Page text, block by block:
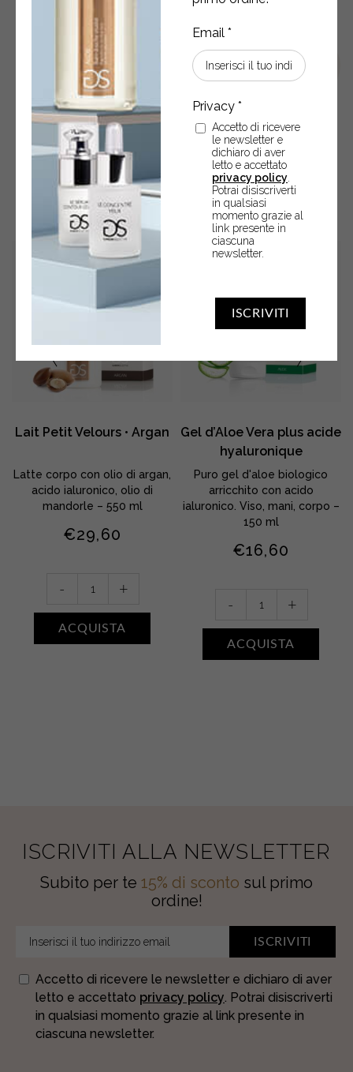
ISCRIVITI
Accetto di ricevere
le newsletter e
dichiaro di aver
letto e accettato
privacy policy
Potrai disiscriverti
in qualsiasi
momento grazie al
link presente in
ciascuna
newsletter.
POTREBBERO ANCHE
INTERESSARTI
Lait Petit Velours • Argan
Latte corpo con olio di argan,
acido ialuronico, olio di
mandorle – 550 ml
€29,60
- +
ACQUISTA
Gel d’Aloe Vera plus acide
hyaluronique
Puro gel d'aloe biologico
arricchito con acido
ialuronico. Viso, mani, corpo –
150 ml
€16,60
plus
- +
ACQUISTA
ISCRIVITI ALLA NEWSLETTER
Subito per te 15% di sconto sul primo
ordine!
ISCRIVITI
Accetto di ricevere le newsletter e dichiaro di aver
letto e accettato privacy policy. Potrai disiscriverti
in qualsiasi momento grazie al link presente in
ciascuna newsletter.